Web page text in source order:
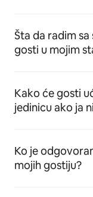
Šta da radim
gosti u mojim
Kako će gosti
jedinicu ako ja
Ko je
mojih gostiju?